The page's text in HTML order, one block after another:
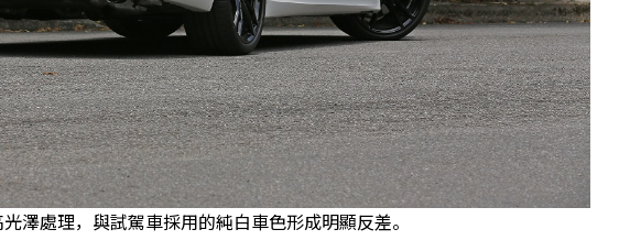
澤處理，與試駕車採用的純白車色形成明顯反差。